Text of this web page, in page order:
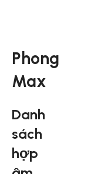
Phong
Max
Danh
sách
hợp